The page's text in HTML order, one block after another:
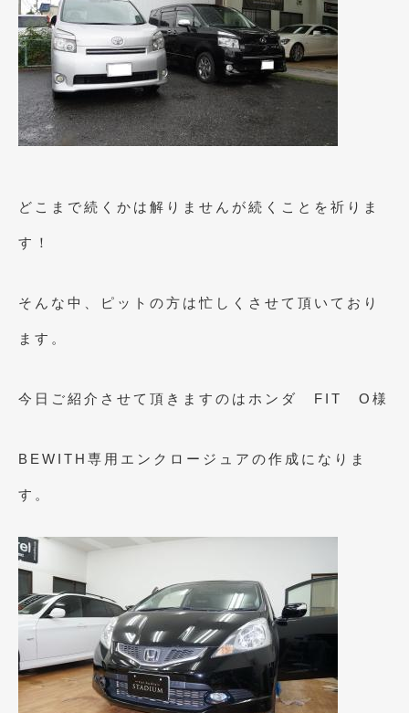
2023年4月(1)
2022年12月(1)
2022年10月(2)
2022年8月(1)
2022年4月(2)
2021年7月 (7)
2021年1月(2)
2020年11月
2020年9月 (3)
2020年8月
2020年7月(3)
2020年6月(2)
2020年5月(4)
どこまで続くかは解りませんが続くことを祈りま
す！
そんな中、ピットの方は忙しくさせて頂いており
ます。
今日ご紹介させて頂きますのはホンダ FIT O様
BEWITH専用エンクロージュアの作成になりま
す。